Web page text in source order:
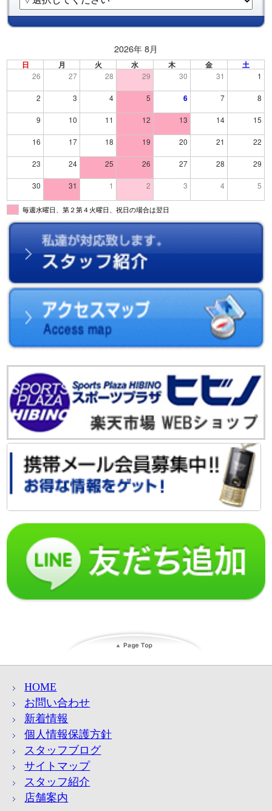
2026年 8月
日 月 火 水 木 金 土
26 27 28 29 30 31 1
2 3 4 5 6 7 8
9 10 11 12 13 14 15
16 17 18 19 20 21 22
23 24 25 26 27 28 29
30 31 1 2 3 4 5
毎週水曜日、第２第４火曜日、祝日の場合は翌日
HOME
お問い合わせ
新着情報
個人情報保護方針
スタッフブログ
サイトマップ
スタッフ紹介
店舗案内